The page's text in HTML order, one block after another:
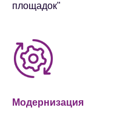
площадок"
Модернизация